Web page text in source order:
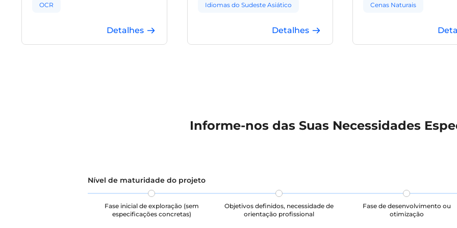
OCR
Detalhes
Idiomas do Sudeste Asiático
Detalhes
Cenas Naturais
Informe-nos das Suas Necessidades
Nível de maturidade do projeto
Fase inicial de exploração (sem
especificações concretas)
Objetivos definidos, necessidade de
orientação profissional
Fase de desenvolvimento ou
otimização